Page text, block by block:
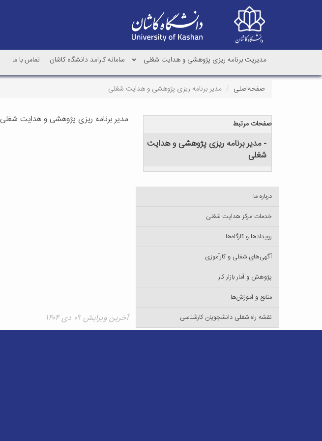
مدیریت برنامه ریزی پژوهشی و هدایت شغلی سامانه کارامد دانشگاه کاشان تماس با ما
صفحه‌اصلی مدیر برنامه ریزی پژوهشی و هدایت شغلی
مدیر برنامه ریزی پژوهشی و هدایت شغلی
آخرین ویرایش ۰۹ دی ۱۴۰۴
صفحات مرتبط
- مدیر برنامه ریزی پژوهشی و هدایت
شغلی
درباره ما
خدمات مرکز هدایت شغلی
رویدادها و کارگاه‌ها
آگهی‌های شغلی و کارآموزی
پژوهش و آمار بازار کار
منابع و آموزش‌ها
نقشه راه شغلی دانشجویان کارشناسی